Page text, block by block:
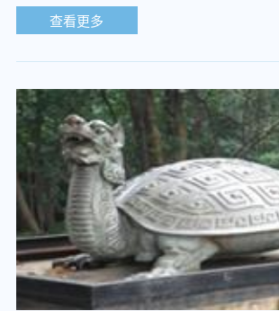
查看更多